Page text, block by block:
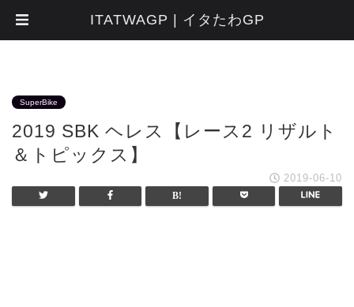
SuperBike
2019 SBK ヘレス【レース2 リザルト
＆トピックス】
2019-06-10
ITATWAGP | イタたわGP